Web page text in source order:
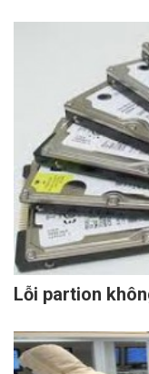
Lỗi partion